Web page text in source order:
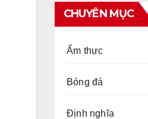
CHUYÊN MỤC
Ẩm thực
Bóng đá
Định nghĩa